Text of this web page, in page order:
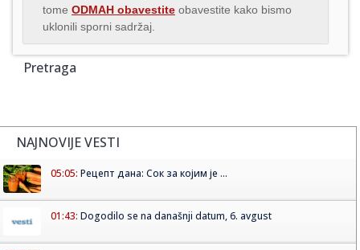
tome ODMAH obavestite obavestite kako bismo
uklonili sporni sadržaj.
Pretraga
NAJNOVIJE VESTI
05:05: Рецепт дана: Сок за којим је ...
01:43: Dogodilo se na današnji datum, 6. avgust